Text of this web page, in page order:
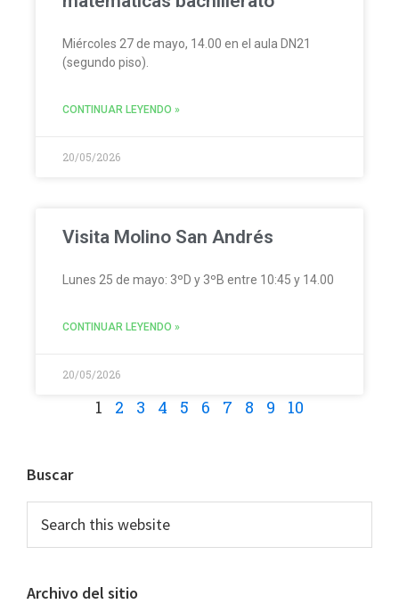
Miércoles 27 de mayo, 14.00 en el aula DN21
(segundo piso).
CONTINUAR LEYENDO »
20/05/2026
Visita Molino San Andrés
Lunes 25 de mayo: 3ºD y 3ºB entre 10:45 y 14.00
CONTINUAR LEYENDO »
20/05/2026
1 2 3 4 5 6 7 8 9 10
Buscar
Archivo del sitio